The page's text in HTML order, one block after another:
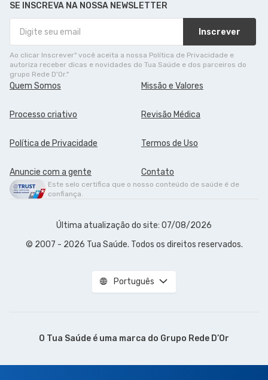
SE INSCREVA NA NOSSA NEWSLETTER
Inscrever
Ao clicar Inscrever" você aceita a nossa Política de Privacidade e
autoriza receber dicas e novidades do Tua Saúde e dos parceiros do
grupo Rede D'Or."
Quem Somos Missão e Valores
Processo criativo Revisão Médica
Política de Privacidade Termos de Uso
Anuncie com a gente Contato
Este selo certifica que o nosso conteúdo de saúde é de
confiança.
Última atualização do site: 07/08/2026
© 2007 - 2026 Tua Saúde. Todos os direitos reservados.
Português
O Tua Saúde é uma marca do Grupo Rede D’Or